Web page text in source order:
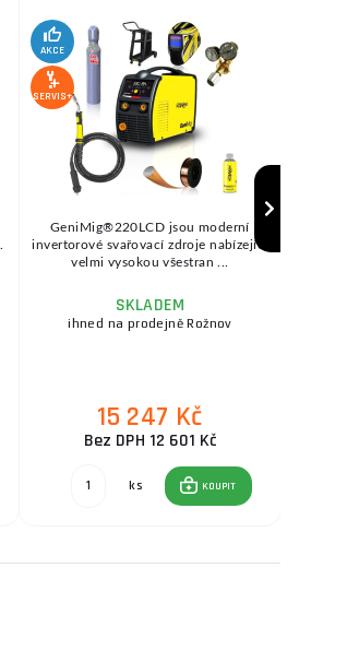
AKCE
SERVIS+
GeniMig®220LCD jsou moderní
invertorové svařovací zdroje nabízející
velmi vysokou všestran ...
SKLADEM
ihned na prodejně Rožnov
15 247 Kč
Bez DPH 12 601 Kč
ks KOUPIT